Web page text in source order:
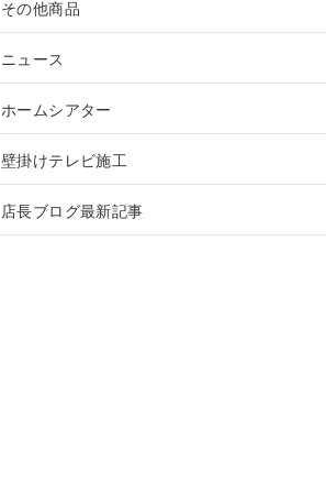
その他商品
ニュース
ホームシアター
壁掛けテレビ施工
店長ブログ最新記事